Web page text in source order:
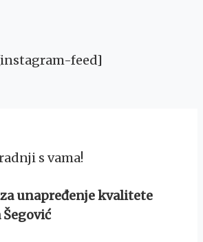
feed]
s vama!
unapređenje kvalitete